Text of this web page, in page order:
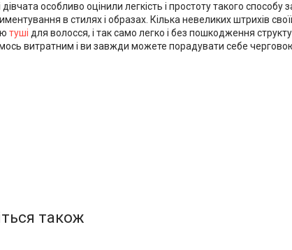
особливо оцінили легкість і простоту такого
в стилях і образах. Кілька невеликих штрихів
туші для волосся, і так само легко і без пошкодження
витратним і ви завжди можете порадувати себе черговою